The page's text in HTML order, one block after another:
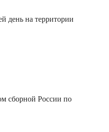
день на территории
сборной России по